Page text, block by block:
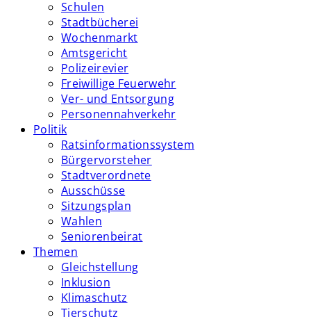
Schulen
Stadtbücherei
Wochenmarkt
Amtsgericht
Polizeirevier
Freiwillige Feuerwehr
Ver- und Entsorgung
Personennahverkehr
Politik
Ratsinformationssystem
Bürgervorsteher
Stadtverordnete
Ausschüsse
Sitzungsplan
Wahlen
Seniorenbeirat
Themen
Gleichstellung
Inklusion
Klimaschutz
Tierschutz